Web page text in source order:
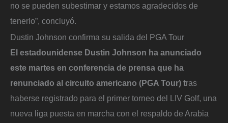
no se pueden subestimar y estamos agradecidos de
tenerlo”, concluyó.
Dustin Johnson confirma su salida del PGA Tour
El estadounidense Dustin Johnson ha anunciado
este martes en conferencia de prensa que ha
renunciado al circuito americano (PGA Tour) tras
haberse registrado para el primer torneo del LIV Golf, una
nueva liga puesta en marcha con el respaldo de Arabia